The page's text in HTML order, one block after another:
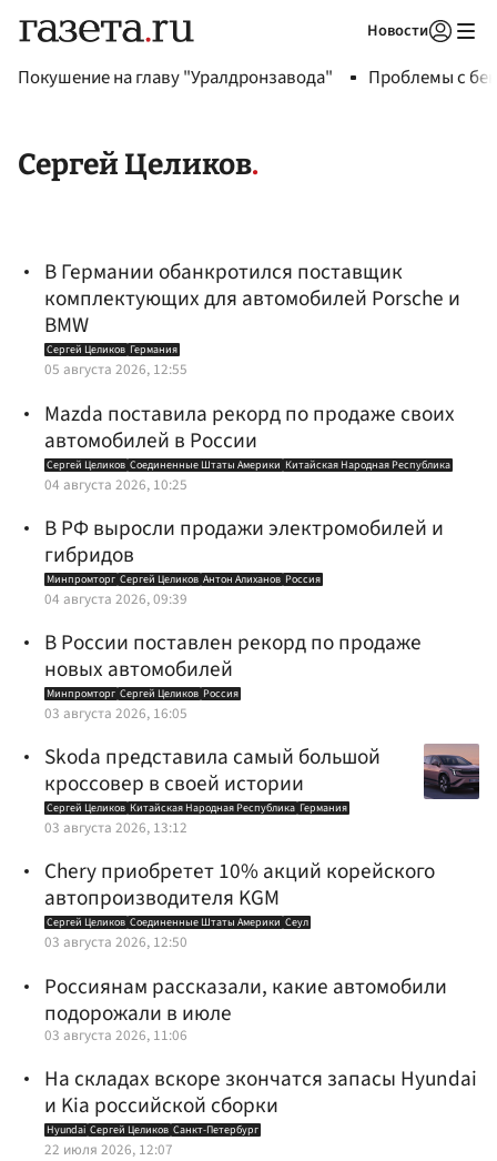
Новости
Покушение на главу "Уралдронзавода" Проблемы с
Сергей Целиков
В Германии обанкротился поставщик
комплектующих для автомобилей Porsche и
BMW
Сергей Целиков Германия
05 августа 2026, 12:55
Mazda поставила рекорд по продаже своих
автомобилей в России
Сергей Целиков Соединенные Штаты Америки Китайская Народная Республика
04 августа 2026, 10:25
В РФ выросли продажи электромобилей и
гибридов
Минпромторг Сергей Целиков Антон Алиханов Россия
04 августа 2026, 09:39
В России поставлен рекорд по продаже
новых автомобилей
Минпромторг Сергей Целиков Россия
03 августа 2026, 16:05
Skoda представила самый большой
кроссовер в своей истории
Сергей Целиков Китайская Народная Республика Германия
03 августа 2026, 13:12
Chery приобретет 10% акций корейского
автопроизводителя KGM
Сергей Целиков Соединенные Штаты Америки Сеул
03 августа 2026, 12:50
Россиянам рассказали, какие автомобили
подорожали в июле
03 августа 2026, 11:06
На складах вскоре зкончатся запасы Hyundai
и Kia российской сборки
Hyundai Сергей Целиков Санкт-Петербург
22 июля 2026, 12:07